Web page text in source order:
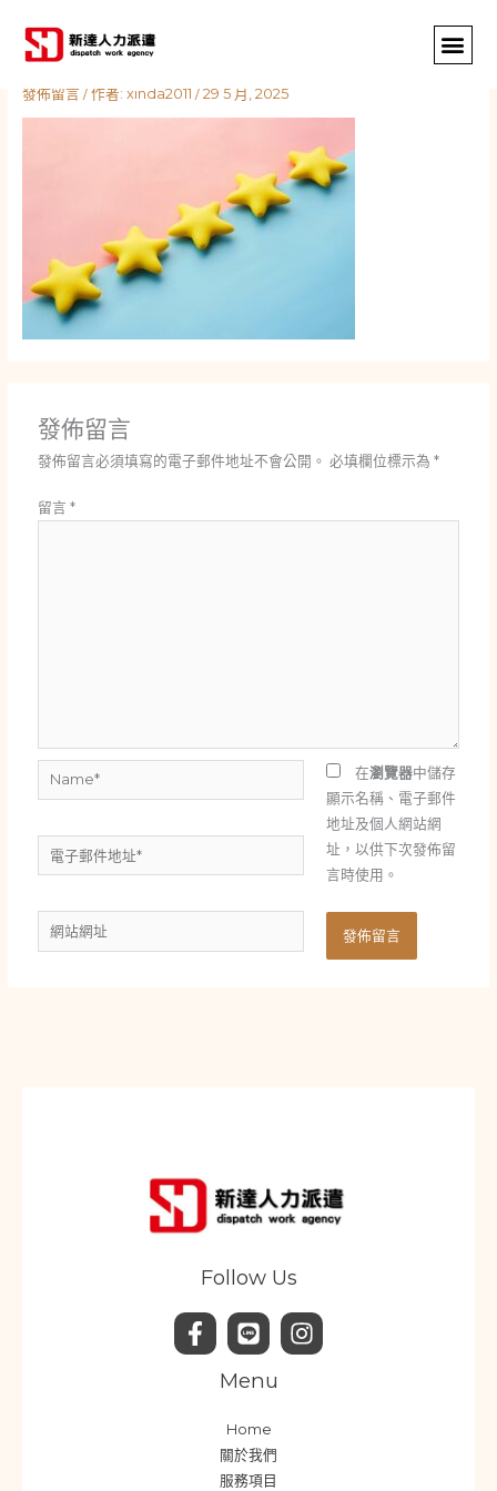
發佈留言 / 作者: xinda2011 / 29 5 月, 2025
發佈留言
發佈留言必須填寫的電子郵件地址不會公開。 必填欄位標示為*
留言*
Name*
電
子
件
地
網
站
在瀏覽器中儲存
顯示名稱、電子郵件
地址及個人網站網
址，以供下次發佈留
言時使用。
Follow Us
Menu
Home
關於我們
服務項目